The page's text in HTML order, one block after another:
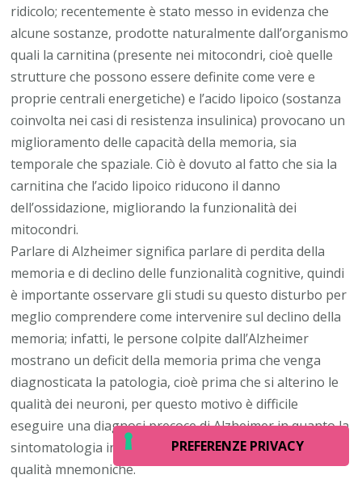
ridicolo; recentemente è stato messo in evidenza che
alcune sostanze, prodotte naturalmente dall’organismo
quali la carnitina (presente nei mitocondri, cioè quelle
strutture che possono essere definite come vere e
proprie centrali energetiche) e l’acido lipoico (sostanza
coinvolta nei casi di resistenza insulinica) provocano un
miglioramento delle capacità della memoria, sia
temporale che spaziale. Ciò è dovuto al fatto che sia la
carnitina che l’acido lipoico riducono il danno
dell’ossidazione, migliorando la funzionalità dei
mitocondri.
Parlare di Alzheimer significa parlare di perdita della
memoria e di declino delle funzionalità cognitive, quindi
è importante osservare gli studi su questo disturbo per
meglio comprendere come intervenire sul declino della
memoria; infatti, le persone colpite dall’Alzheimer
mostrano un deficit della memoria prima che venga
diagnosticata la patologia, cioè prima che si alterino le
qualità dei neuroni, per questo motivo è difficile
eseguire una diagnosi precoce di Alzheimer in quanto la
sintomatologia iniziale è simile ad un normale calo delle
qualità mnemoniche.